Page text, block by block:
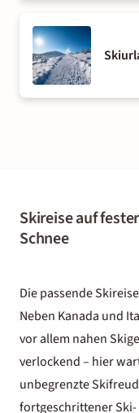
Skireise auf
Schnee
Die passende
Neben Kanada und
vor allem nahen
verlockend – hier
unbegrenzte
fortgeschrittener